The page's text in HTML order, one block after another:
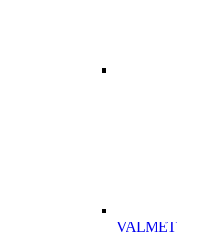
VALMET